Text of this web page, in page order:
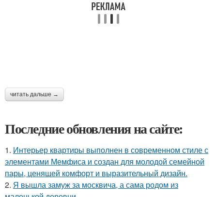
читать дальше →
Последние обновления на сайте:
1. Интерьер квартиры выполнен в современном стиле с
элементами Мемфиса и создан для молодой семейной
пары, ценящей комфорт и выразительный дизайн.
2. Я вышла замуж за москвича, а сама родом из